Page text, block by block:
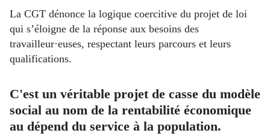
La CGT dénonce la logique coercitive du projet de loi
qui s’éloigne de la réponse aux besoins des
travailleur·euses, respectant leurs parcours et leurs
qualifications.
C'est un véritable projet de casse du modèle
social au nom de la rentabilité économique
au dépend du service à la population.